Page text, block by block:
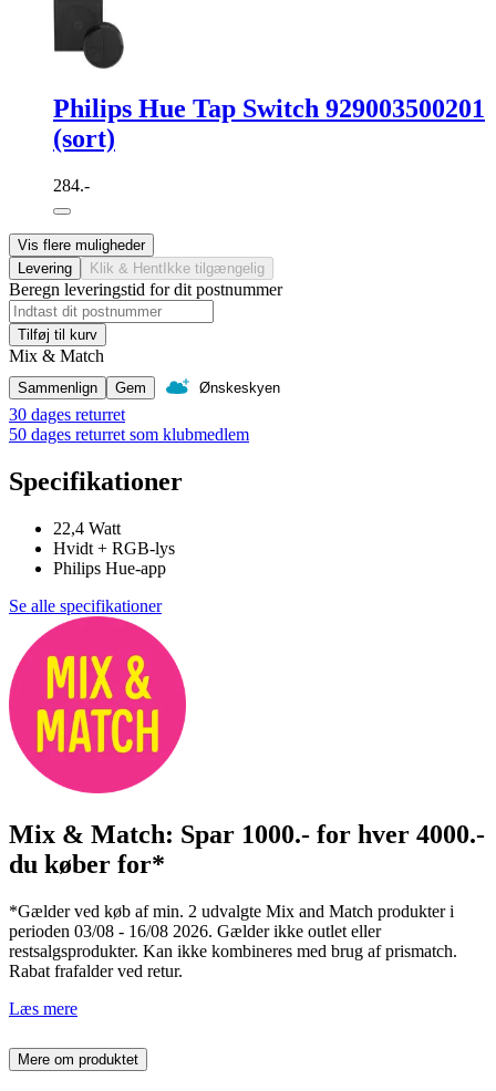
Philips Hue Tap Switch 929003500201
(sort)
284.-
Vis flere muligheder
Levering
Klik & Hent Ikke tilgængelig
Beregn leveringstid for dit postnummer
Tilføj til kurv
Mix & Match
Sammenlign Gem Ønskeskyen
30 dages returret
50 dages returret som klubmedlem
Specifikationer
22,4 Watt
Hvidt + RGB-lys
Philips Hue-app
Se alle specifikationer
Mix & Match: Spar 1000.- for hver 4000.-
du køber for*
*Gælder ved køb af min. 2 udvalgte Mix and Match produkter i
perioden 03/08 - 16/08 2026. Gælder ikke outlet eller
restsalgsprodukter. Kan ikke kombineres med brug af prismatch.
Rabat frafalder ved retur.
Læs mere
Mere om produktet